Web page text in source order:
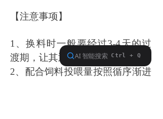
【注意事项】
1、换料时一般要经过3-4天的过
渡期，让其逐渐适应。
2、配合饲料投喂量按照循序渐进